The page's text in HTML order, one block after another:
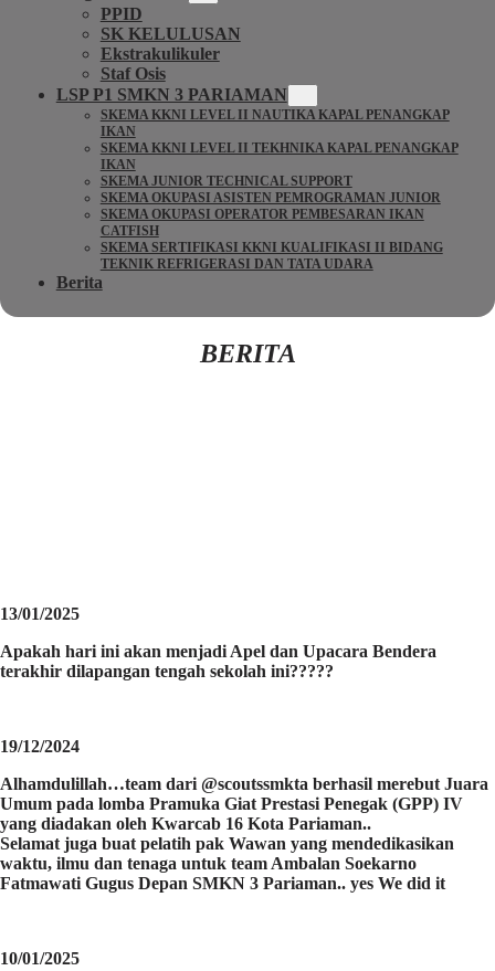
PPID
SK KELULUSAN
Ekstrakulikuler
Staf Osis
LSP P1 SMKN 3 PARIAMAN
SKEMA KKNI LEVEL II NAUTIKA KAPAL PENANGKAP
IKAN
SKEMA KKNI LEVEL II TEKHNIKA KAPAL PENANGKAP
IKAN
SKEMA JUNIOR TECHNICAL SUPPORT
SKEMA OKUPASI ASISTEN PEMROGRAMAN JUNIOR
SKEMA OKUPASI OPERATOR PEMBESARAN IKAN
CATFISH
SKEMA SERTIFIKASI KKNI KUALIFIKASI II BIDANG
TEKNIK REFRIGERASI DAN TATA UDARA
Berita
BERITA
13/01/2025
Apakah hari ini akan menjadi Apel dan Upacara Bendera
terakhir dilapangan tengah sekolah ini?????
19/12/2024
Alhamdulillah…team dari @scoutssmkta berhasil merebut Juara
Umum pada lomba Pramuka Giat Prestasi Penegak (GPP) IV
yang diadakan oleh Kwarcab 16 Kota Pariaman..
Selamat juga buat pelatih pak Wawan yang mendedikasikan
waktu, ilmu dan tenaga untuk team Ambalan Soekarno
Fatmawati Gugus Depan SMKN 3 Pariaman.. yes We did it
10/01/2025